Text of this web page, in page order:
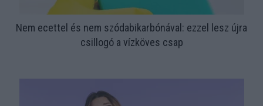
Nem ecettel és nem szódabikarbónával: ezzel lesz újra
csillogó a vízköves csap